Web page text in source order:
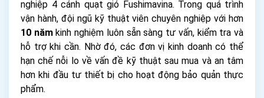
nghiệp 4 cánh quạt gió Fushimavina. Trong quá trình
vận hành, đội ngũ kỹ thuật viên chuyên nghiệp với hơn
10 nămkinh nghiệm luôn sẵn sàng tư vấn, kiểm tra và
hỗ trợ khi cần. Nhờ đó, các đơn vị kinh doanh có thể
hạn chế nỗi lo về vấn đề kỹ thuật sau mua và an tâm
hơn khi đầu tư thiết bị cho hoạt động bảo quản thực
phẩm.